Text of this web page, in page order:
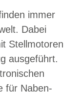
immer
Dabei
Stellmotoren
ausgeführt.
für Naben-